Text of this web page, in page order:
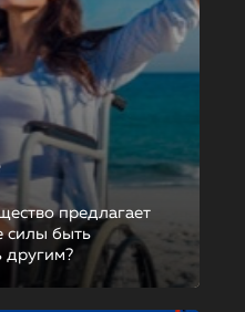
предлагает
силы быть
другим?